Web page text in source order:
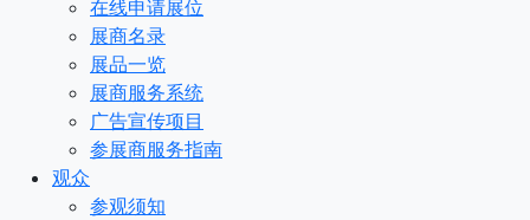
在线申请展位
展商名录
展品一览
展商服务系统
广告宣传项目
参展商服务指南
观众
参观须知